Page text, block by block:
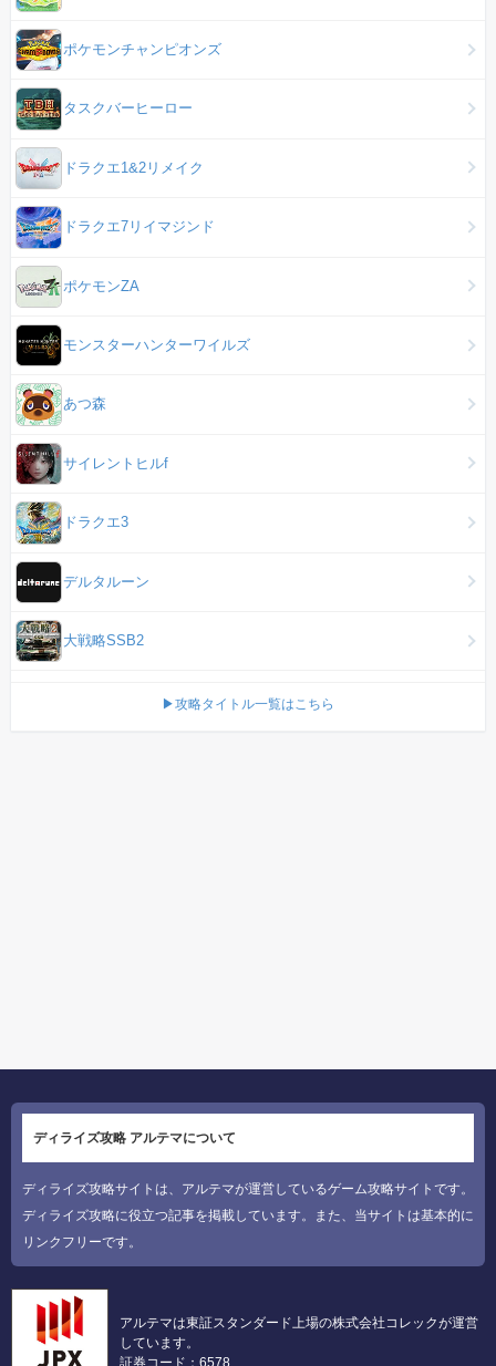
ポケモンチャンピオンズ
タスクバーヒーロー
ドラクエ1&2リメイク
ドラクエ7リイマジンド
ポケモンZA
モンスターハンターワイルズ
あつ森
サイレントヒルf
ドラクエ3
デルタルーン
大戦略SSB2
▶攻略タイトル一覧はこちら
ディライズ攻略 アルテマについて
ディライズ攻略サイトは、アルテマが運営しているゲーム攻略サイトです。
ディライズ攻略に役立つ記事を掲載しています。また、当サイトは基本的に
リンクフリーです。
アルテマは東証スタンダード上場の株式会社コレックが運営
しています。
証券コード：6578